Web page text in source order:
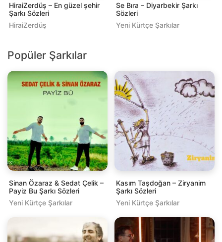
HiraiZerdüş – En güzel şehir
Şarkı Sözleri
HiraiZerdüş
Se Bıra – Diyarbekir Şarkı
Sözleri
Yeni Kürtçe Şarkılar
Popüler Şarkılar
Sinan Özaraz & Sedat Çelik –
Payiz Bu Şarkı Sözleri
Yeni Kürtçe Şarkılar
Kasım Taşdoğan – Ziryanim
Şarkı Sözleri
Yeni Kürtçe Şarkılar